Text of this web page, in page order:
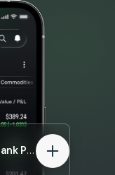
Abu Dhabi Commercial Bank PJSC ADCB.DH